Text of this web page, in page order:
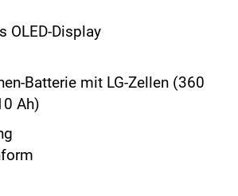
OLED-Display
Batterie mit LG-Zellen (360
Ah)